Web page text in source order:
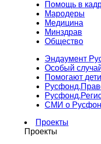
Помощь в
Мародеры
Медицина
Минздрав
Общество
Эндаумент
Особый
Помогают дети
СМИ о
Проекты
Проекты